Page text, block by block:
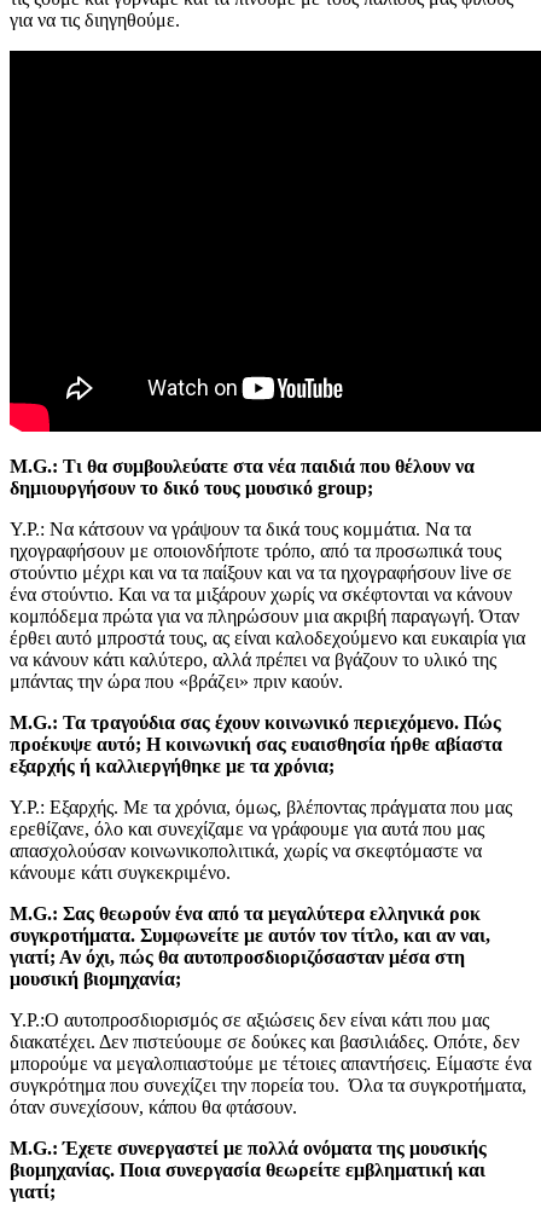
για να τις διηγηθούμε.
M.G.: Τι θα συμβουλεύατε στα νέα παιδιά που θέλουν να
δημιουργήσουν το δικό τους μουσικό group;
Υ.Ρ.: Να κάτσουν να γράψουν τα δικά τους κομμάτια. Να τα
ηχογραφήσουν με οποιονδήποτε τρόπο, από τα προσωπικά τους
στούντιο μέχρι και να τα παίξουν και να τα ηχογραφήσουν live σε
ένα στούντιο. Και να τα μιξάρουν χωρίς να σκέφτονται να κάνουν
κομπόδεμα πρώτα για να πληρώσουν μια ακριβή παραγωγή. Όταν
έρθει αυτό μπροστά τους, ας είναι καλοδεχούμενο και ευκαιρία για
να κάνουν κάτι καλύτερο, αλλά πρέπει να βγάζουν το υλικό της
μπάντας την ώρα που «βράζει» πριν καούν.
M.G.: Τα τραγούδια σας έχουν κοινωνικό περιεχόμενο. Πώς
προέκυψε αυτό; Η κοινωνική σας ευαισθησία ήρθε αβίαστα
εξαρχής ή καλλιεργήθηκε με τα χρόνια;
Υ.Ρ.: Εξαρχής. Με τα χρόνια, όμως, βλέποντας πράγματα που μας
ερεθίζανε, όλο και συνεχίζαμε να γράφουμε για αυτά που μας
απασχολούσαν κοινωνικοπολιτικά, χωρίς να σκεφτόμαστε να
κάνουμε κάτι συγκεκριμένο.
M.G.: Σας θεωρούν ένα από τα μεγαλύτερα ελληνικά ροκ
συγκροτήματα. Συμφωνείτε με αυτόν τον τίτλο, και αν ναι,
γιατί; Αν όχι, πώς θα αυτοπροσδιοριζόσασταν μέσα στη
μουσική βιομηχανία;
Υ.Ρ.:Ο αυτοπροσδιορισμός σε αξιώσεις δεν είναι κάτι που μας
διακατέχει. Δεν πιστεύουμε σε δούκες και βασιλιάδες. Οπότε, δεν
μπορούμε να μεγαλοπιαστούμε με τέτοιες απαντήσεις. Είμαστε ένα
συγκρότημα που συνεχίζει την πορεία του. Όλα τα συγκροτήματα,
όταν συνεχίσουν, κάπου θα φτάσουν.
M.G.: Έχετε συνεργαστεί με πολλά ονόματα της μουσικής
βιομηχανίας. Ποια συνεργασία θεωρείτε εμβληματική και
γιατί;